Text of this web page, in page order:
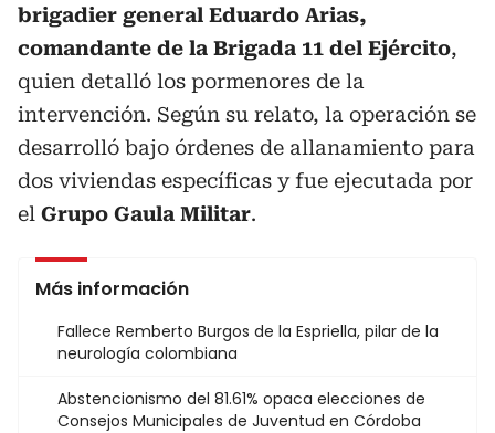
brigadier general Eduardo Arias,
comandante de la Brigada 11 del Ejército,
quien detalló los pormenores de la
intervención. Según su relato, la operación se
desarrolló bajo órdenes de allanamiento para
dos viviendas específicas y fue ejecutada por
el Grupo Gaula Militar.
Más información
Fallece Remberto Burgos de la Espriella, pilar de la
neurología colombiana
Abstencionismo del 81.61% opaca elecciones de
Consejos Municipales de Juventud en Córdoba